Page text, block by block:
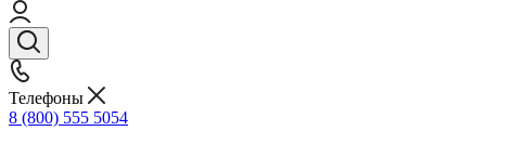
Телефоны
8 (800) 555 5054